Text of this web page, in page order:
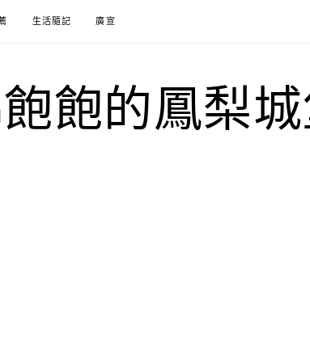
生活隨記 廣宣
飽的鳳梨